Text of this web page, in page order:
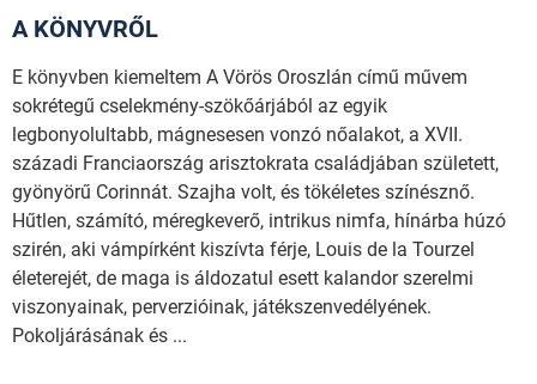
A KÖNYVRŐL
E könyvben kiemeltem A Vörös Oroszlán című művem
sokrétegű cselekmény-szökőárjából az egyik
legbonyolultabb, mágnesesen vonzó nőalakot, a XVII.
századi Franciaország arisztokrata családjában született,
gyönyörű Corinnát. Szajha volt, és tökéletes színésznő.
Hűtlen, számító, méregkeverő, intrikus nimfa, hínárba húzó
szirén, aki vámpírként kiszívta férje, Louis de la Tourzel
életerejét, de maga is áldozatul esett kalandor szerelmi
viszonyainak, perverzióinak, játékszenvedélyének.
Pokoljárásának és ...